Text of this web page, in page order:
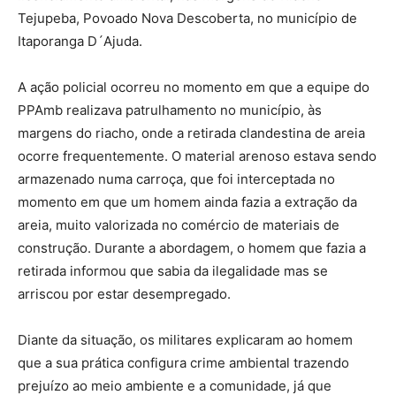
Tejupeba, Povoado Nova Descoberta, no município de
Itaporanga D´Ajuda.
A ação policial ocorreu no momento em que a equipe do
PPAmb realizava patrulhamento no município, às
margens do riacho, onde a retirada clandestina de areia
ocorre frequentemente. O material arenoso estava sendo
armazenado numa carroça, que foi interceptada no
momento em que um homem ainda fazia a extração da
areia, muito valorizada no comércio de materiais de
construção. Durante a abordagem, o homem que fazia a
retirada informou que sabia da ilegalidade mas se
arriscou por estar desempregado.
Diante da situação, os militares explicaram ao homem
que a sua prática configura crime ambiental trazendo
prejuízo ao meio ambiente e a comunidade, já que